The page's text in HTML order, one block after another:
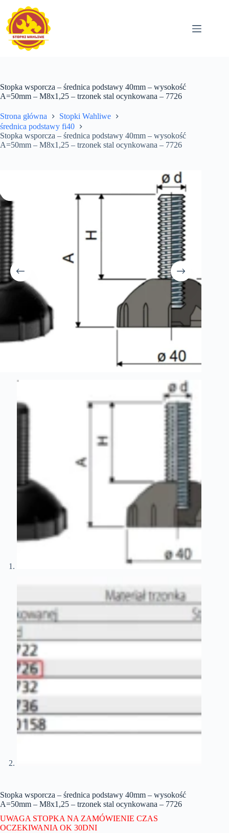
treści
Stopka wsporcza – średnica podstawy 40mm – wysokość
A=50mm – M8x1,25 – trzonek stal ocynkowana – 7726
Strona główna
Stopki Wahliwe
średnica podstawy fi40
Stopka wsporcza – średnica podstawy 40mm – wysokość
A=50mm – M8x1,25 – trzonek stal ocynkowana – 7726
Stopka wsporcza – średnica podstawy 40mm – wysokość
A=50mm – M8x1,25 – trzonek stal ocynkowana – 7726
UWAGA STOPKA NA ZAMÓWIENIE CZAS
OCZEKIWANIA OK 30DNI